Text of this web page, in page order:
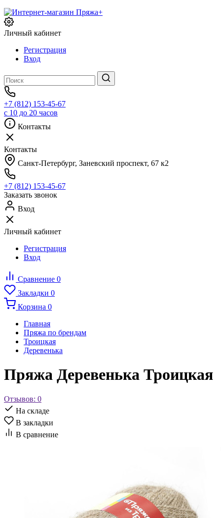
Личный кабинет
Регистрация
Вход
+7 (812) 153-45-67
с 10 до 20 часов
Контакты
Контакты
Санкт-Петербург, ​Заневский проспект, 67 к2
+7 (812) 153-45-67
Заказать звонок
Вход
Личный кабинет
Регистрация
Вход
Сравнение 0
Закладки 0
Корзина 0
Главная
Пряжа по брендам
Троицкая
Деревенька
Пряжа Деревенька Троицкая
Отзывов: 0
На складе
В закладки
В сравнение